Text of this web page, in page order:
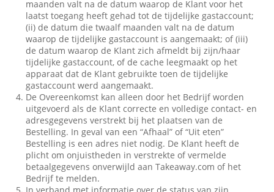
maanden valt na de datum waarop de Klant voor het
laatst toegang heeft gehad tot de tijdelijke gastaccount;
(ii) de datum die twaalf maanden valt na de datum
waarop de tijdelijke gastaccount is aangemaakt; of (iii)
de datum waarop de Klant zich afmeldt bij zijn/haar
tijdelijke gastaccount, of de cache leegmaakt op het
apparaat dat de Klant gebruikte toen de tijdelijke
gastaccount werd aangemaakt.
De Overeenkomst kan alleen door het Bedrijf worden
uitgevoerd als de Klant correcte en volledige contact- en
adresgegevens verstrekt bij het plaatsen van de
Bestelling. In geval van een “Afhaal” of “Uit eten”
Bestelling is een adres niet nodig. De Klant heeft de
plicht om onjuistheden in verstrekte of vermelde
betaalgegevens onverwijld aan Takeaway.com of het
Bedrijf te melden.